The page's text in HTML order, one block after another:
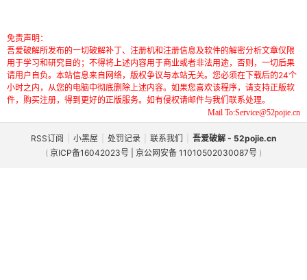
免责声明：
吾爱破解所发布的一切破解补丁、注册机和注册信息及软件的解密分析文章仅限
用于学习和研究目的；不得将上述内容用于商业或者非法用途，否则，一切后果
请用户自负。本站信息来自网络，版权争议与本站无关。您必须在下载后的24个
小时之内，从您的电脑中彻底删除上述内容。如果您喜欢该程序，请支持正版软
件，购买注册，得到更好的正版服务。如有侵权请邮件与我们联系处理。
Mail To:Service@52pojie.cn
RSS订阅 小黑屋 处罚记录 联系我们
吾爱破解 - 52pojie.cn
( 京ICP备16042023号 | 京公网安备 11010502030087号 )